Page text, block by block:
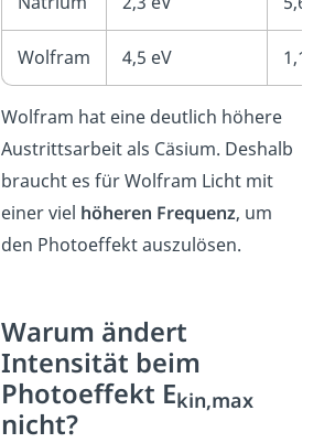
Wolfram 4,5 eV 1,1 ·
Wolfram hat eine deutlich höhere
Austrittsarbeit als Cäsium. Deshalb
braucht es für Wolfram Licht mit
einer viel höheren Frequenz, um
den Photoeffekt auszulösen.
Warum ändert
Intensität beim
Photoeffekt Ekin,max
nicht?